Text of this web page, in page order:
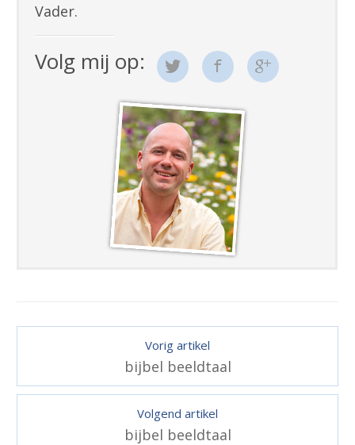
Vader.
Volg mij op:
Vorig artikel
bijbel beeldtaal
Volgend artikel
bijbel beeldtaal